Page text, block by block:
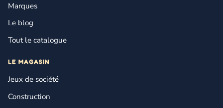
Marques
Le blog
Tout le catalogue
LE MAGASIN
Jeux de société
Construction